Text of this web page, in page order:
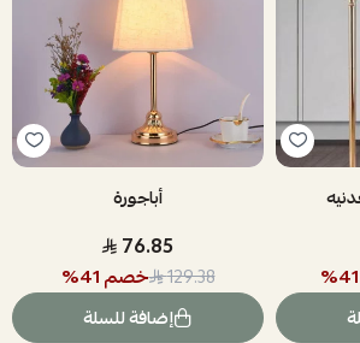
41
%
أباجورة
76.85
129.38 خصم41
%
إضافة للسلة